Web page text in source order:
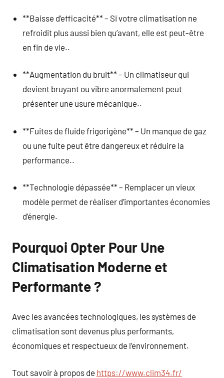
**Baisse d’efficacité** – Si votre climatisation ne
refroidit plus aussi bien qu’avant, elle est peut-être
en fin de vie..
**Augmentation du bruit** – Un climatiseur qui
devient bruyant ou vibre anormalement peut
présenter une usure mécanique..
**Fuites de fluide frigorigène** – Un manque de gaz
ou une fuite peut être dangereux et réduire la
performance..
**Technologie dépassée** – Remplacer un vieux
modèle permet de réaliser d’importantes économies
d’énergie.
Pourquoi Opter Pour Une
Climatisation Moderne et
Performante ?
Avec les avancées technologiques, les systèmes de
climatisation sont devenus plus performants,
économiques et respectueux de l’environnement.
Tout savoir à propos de https://www.clim34.fr/